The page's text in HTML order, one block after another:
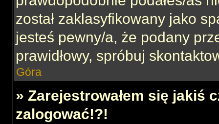
został zaklasyfikowany jako
jesteś pewny/a, że podany
prawidłowy, spróbuj
Góra
» Zarejestrowałem się jakiś
zalogować!?!